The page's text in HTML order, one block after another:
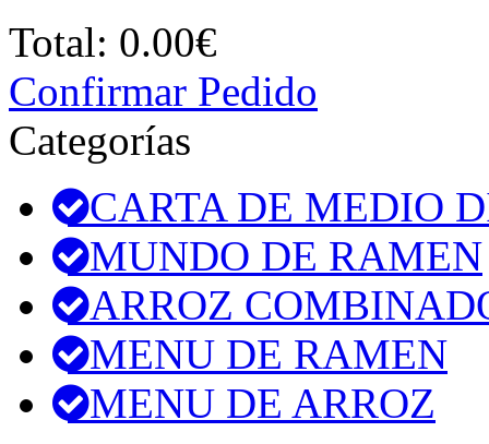
Total: 0.00€
Confirmar Pedido
Categorías
CARTA DE MEDIO
MUNDO DE RAMEN
ARROZ
MENU DE RAMEN
MENU DE ARROZ